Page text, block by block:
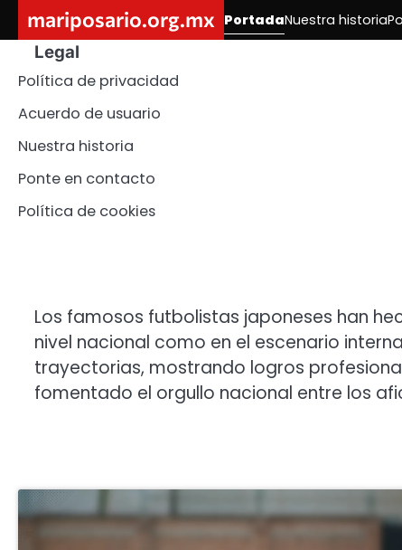
content
mariposario.org.mx PortadaNuestra historia
Legal
Política de privacidad
Acuerdo de usuario
Nuestra historia
Ponte en contacto
Política de cookies
Los famosos futbolistas japoneses han
nivel nacional como en el escenario
trayectorias, mostrando logros
fomentado el orgullo nacional entre los